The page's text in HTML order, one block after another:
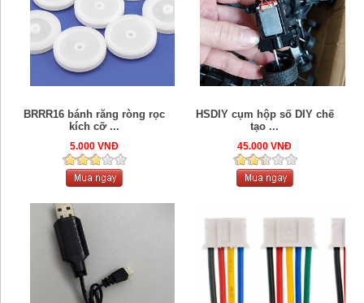
BRRR16 bánh răng ròng rọc
kích cỡ ...
5.000 VNĐ
HSDIY cụm hộp số DIY chế
tạo ...
45.000 VNĐ